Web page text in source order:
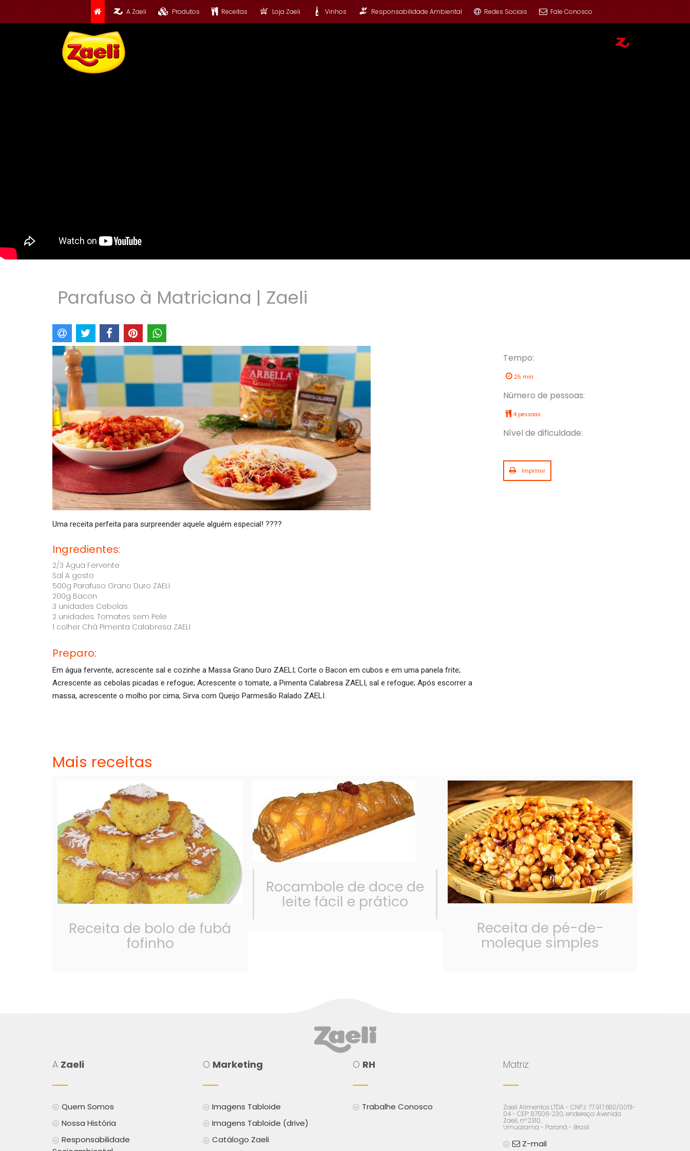
A Zaeli Produtos Receitas Loja Zaeli Vinhos Responsabilidade Ambiental Redes Sociais Fale Conosco
Parafuso à Matriciana | Zaeli
Uma receita perfeita para surpreender aquele alguém especial! ????
Ingredientes:
2/3 Água Fervente
Sal A gosto
500g Parafuso Grano Duro ZAELI
200g Bacon
3 unidades Cebolas
2 unidades. Tomates sem Pele
1 colher Chá Pimenta Calabresa ZAELI
Preparo:
Em água fervente, acrescente sal e cozinhe a Massa Grano Duro ZAELI; Corte o Bacon em cubos e em uma panela frite;
Acrescente as cebolas picadas e refogue; Acrescente o tomate, a Pimenta Calabresa ZAELI, sal e refogue; Após escorrer a
massa, acrescente o molho por cima; Sirva com Queijo Parmesão Ralado ZAELI.
Tempo:
25 min.
Número de pessoas:
4 pessoas
Nível de dificuldade:
Imprimir
Mais receitas
Receita de bolo de fubá
fofinho
Rocambole de doce de
leite fácil e prático
Receita de pé-de-
moleque simples
A Zaeli
Quem Somos
Nossa História
Responsabilidade
O Marketing
Imagens Tabloide
Imagens Tabloide (drive)
Catálogo Zaeli
O RH
Trabalhe Conosco
Matriz:
Zaeli Alimentos LTDA - CNPJ: 77.917.680/0051-
04 - CEP: 87506-230, endereço: Avenida
Zaeli, n° 2310.
Umuarama - Paraná - Brasil
Z-mail